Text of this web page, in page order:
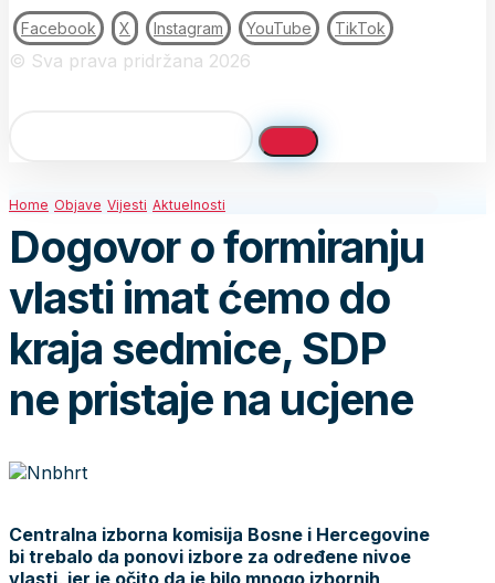
Facebook X Instagram YouTube TikTok
© Sva prava pridržana 2026
Home Objave Vijesti Aktuelnosti
Dogovor o formiranju
vlasti imat ćemo do
kraja sedmice, SDP
ne pristaje na ucjene
Centralna izborna komisija Bosne i Hercegovine
bi trebalo da ponovi izbore za određene nivoe
vlasti, jer je očito da je bilo mnogo izbornih